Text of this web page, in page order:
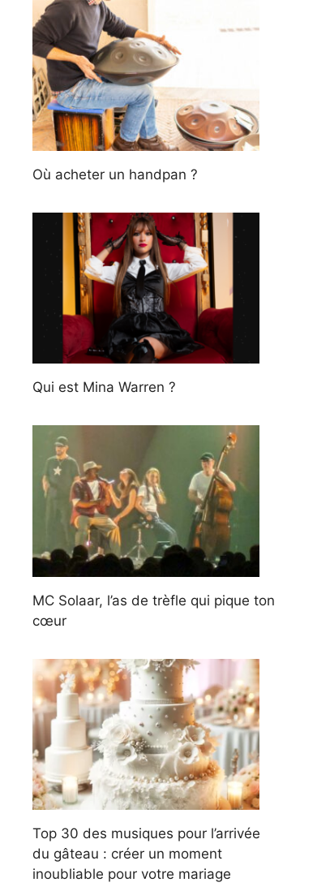
Où acheter un handpan ?
Qui est Mina Warren ?
MC Solaar, l’as de trèfle qui pique ton
cœur
Top 30 des musiques pour l’arrivée
du gâteau : créer un moment
inoubliable pour votre mariage